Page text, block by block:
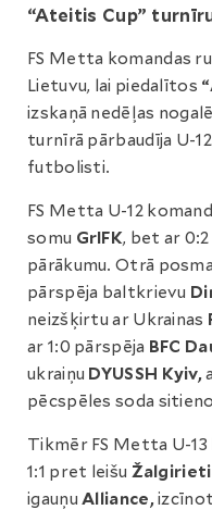
“Ateitis Cup”
FS Metta komandas
Lietuvu, lai piedalītos
izskaņā nedēļas
turnīrā pārbaudīja U-
futbolisti.
FS Metta U-12
somu GrIFK, bet ar
pārākumu. Otrā
pārspēja baltkrievu
neizšķirtu ar Ukrainas
ar 1:0 pārspēja BFC
ukraiņu DYUSSH Kyiv,
pēcspēles soda
Tikmēr FS Metta U-
1:1 pret leišu
igauņuAlliance,